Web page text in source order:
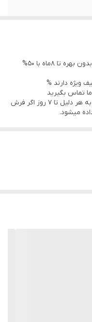
.از ما قسطی بخری بردی! اقساط بلند مدت بدون بهره تا 8ماه با 50%
ویژه دارند %
تماس بگیرید
تمامی فرش های گالری ما با ضمانت کتبی به هر دلیل تا 7 روز اگر فرش
میشود.